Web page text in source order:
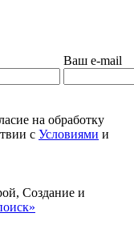
Ваш e-mail
на обработку
с Условиями и
Создание и